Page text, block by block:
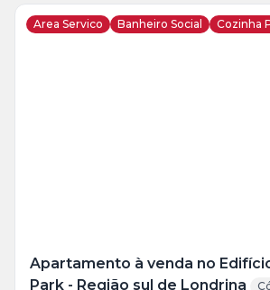
Area Servico Banheiro Social Cozinha
Apartamento à venda no
Park - Região sul de Londrina